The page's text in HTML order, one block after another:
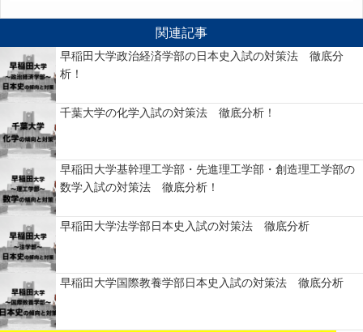
関連記事
早稲田大学政治経済学部の日本史入試の対策法 徹底分
析！
千葉大学の化学入試の対策法 徹底分析！
早稲田大学基幹理工学部・先進理工学部・創造理工学部の
数学入試の対策法 徹底分析！
早稲田大学法学部日本史入試の対策法 徹底分析
早稲田大学国際教養学部日本史入試の対策法 徹底分析